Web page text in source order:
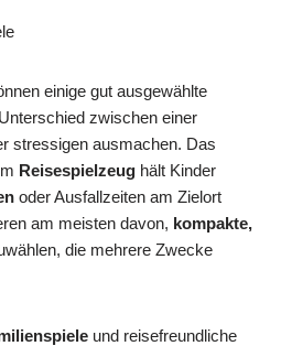
einige gut ausgewählte
zwischen einer
stressigen ausmachen. Das
Reisespielzeug hält Kinder
oder Ausfallzeiten am Zielort
am meisten davon, kompakte,
die mehrere Zwecke
und reisefreundliche